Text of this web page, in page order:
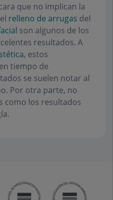
que no implican la
relleno de arrugas del
son algunos de los
resultados. A
, estos
tiempo de
se suelen notar al
Por otra parte, no
como los resultados